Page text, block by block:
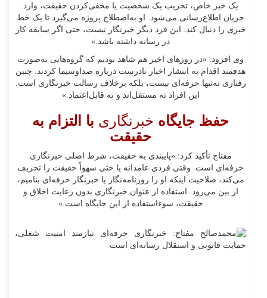
یک خبر خاص، تخریب یک شخصیت یا مخفی‌کردن حقیقت، وارد
جریان اطلاع‌رسانی می‌شود. او به‌اصطلاح پروژه می‌گیرد تا یک خط
خبری را دنبال کند. این فرد دیگر خبرنگار نیست، حتی اگر سابقه کار
در رسانه داشته باشد.»
وی افزود: «در روزهای اخیر هم شاهد بودیم که گروه‌هایی به‌صورت
هدفمند اقدام به انتشار اخبار نادرست درباره صداوسیما کردند. چنین
رفتاری نه‌تنها حرفه‌ای نیست، بلکه برخلاف رسالت خبرنگاری است.
این افراد نه مستقل‌اند و نه قابل‌اعتماد.»
حفظ جایگاه خبرنگاری با التزام به
حقیقت
مفتاح تأکید کرد: «پایبندی به حقیقت، شرط اصلی خبرنگاری
حرفه‌ای است. وقتی فردی عامدانه یا حتی سهواً حقیقت را تحریف
می‌کند، صلاحیت اینکه او را روزنامه‌نگار یا خبرنگار حرفه‌ای بنامیم،
از بین می‌رود. استفاده از عنوان خبرنگاری بدون رعایت اخلاق و
حقیقت، سوءاستفاده از این جایگاه است.»